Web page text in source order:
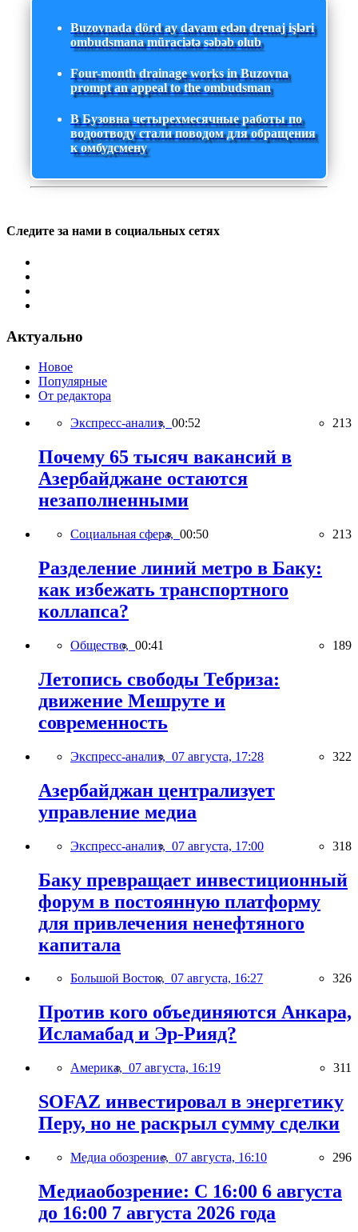
Buzovnada dörd ay davam edən drenaj işləri
ombudsmana müraciətə səbəb olub
Four-month drainage works in Buzovna
prompt an appeal to the ombudsman
В Бузовна четырехмесячные работы по
водоотводу стали поводом для обращения
к омбудсмену
Следите за нами в социальных сетях
Актуально
Новое
Популярные
От редактора
Экспресс-анализ, 00:52 213
Почему 65 тысяч вакансий в
Азербайджане остаются
незаполненными
Социальная сфера, 00:50 213
Разделение линий метро в Баку:
как избежать транспортного
коллапса?
Общество, 00:41 189
Летопись свободы Тебриза:
движение Мешруте и
современность
Экспресс-анализ, 07 августа, 17:28 322
Азербайджан централизует
управление медиа
Экспресс-анализ, 07 августа, 17:00 318
Баку превращает инвестиционный
форум в постоянную платформу
для привлечения ненефтяного
капитала
Большой Восток, 07 августа, 16:27 326
Против кого объединяются Анкара,
Исламабад и Эр-Рияд?
Америка, 07 августа, 16:19 311
SOFAZ инвестировал в энергетику
Перу, но не раскрыл сумму сделки
Медиа обозрение, 07 августа, 16:10 296
Медиаобозрение: С 16:00 6 августа
до 16:00 7 августа 2026 года